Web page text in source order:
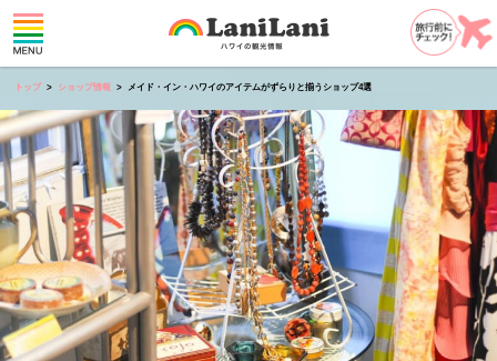
トップ ショップ情報 メイド・イン・ハワイのアイテムがずらりと揃うショップ4選